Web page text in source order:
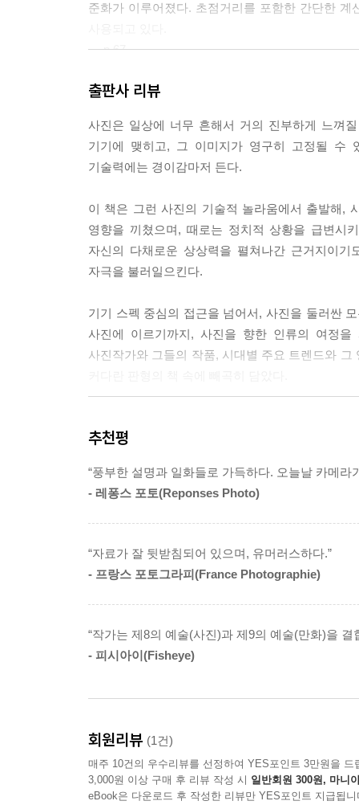
준화가 이루어졌다. 초점거리를 포함한 간단한
--- p.67
1920년대에 라디오와의 경쟁을 겪어야 했던 간행
--- p.77
여성 사진작가의 활동이 주목받기 시작한 것은
었습니다.
--- p.88
제3자의 불행을 보여주는 사진을 접할 때면, 우리
--- p.111
사진작가가 다른 것에 전혀 신경 쓰지 않고 사진
1992년, 월드 와이드 웹은 여전히 텍스트 형식의
팀 버너스리가 사진을 제공하는 새로운 버전을
2021년, 성큼 다가온 미래를 실감하게 한 사건이
--- p.164
않을까 싶어요. 어떠한 자료의 도움도 받지 않고,
출판사 리뷰
사진은 일상에 너무 흔해서 거의 진부하게 느껴
기기에 맺히고, 그 이미지가 영구히 고정될 수
기술력에는 경이감마저 든다.
이 책은 그런 사진의 기술적 놀라움에서 출발해,
영향을 끼쳤으며, 때로는 정치적 상황을 급변시
자신의 다채로운 상상력을 펼쳐나간 근거지이
자극을 불러일으킨다.
기기 스펙 중심의 접근을 넘어서, 사진을 둘러싼
사진에 이르기까지, 사진을 향한 인류의 여정
사진작가와 그들의 작품, 시대별 주요 트렌드와
“너무 무겁지 않으면서도
책의 구성은 연대기적으로 이루어져 있다. 사진
살펴본다. 총 8장으로 시대 구분이 되어 있으며,
식이다.
이런 연대기의 틀 안에서 사진과 관련된 온갖 흥
테마는 크게 네 가지로 정리할 수 있다. 첫
발명품이라기보다는 여러 선구자들의 노력이 함
두 번째 테마는 ‘사진이 어떻게 사용되었는가’
이국적인 풍경을 담은 탐험사진, 사회의 어두운
도구로 삼는 예술사진 등이다. 사진은 무척 정치
추천평
“풍부한 설명과 일화들로 가득하다. 오늘날 카메
- 레퐁스 포토(Reponses Photo)
“자료가 잘 뒷받침되어 있으며, 유머러스하다.”
- 프랑스 포토그라피(France Photographie)
“작가는 제8의 예술(사진)과 제9의 예술(만화)을
- 피시아이(Fisheye)
회원리뷰 (1건)
매주 10건의 우수리뷰를 선정하여 YES포인트 3만원을 드
3,000원 이상 구매 후 리뷰 작성 시 일반회원 300원, 마니
eBook은 다운로드 후 작성한 리뷰만 YES포인트 지급됩니